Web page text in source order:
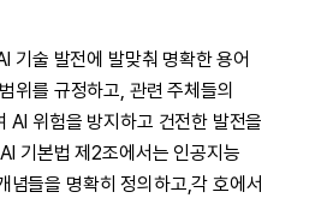
기술 발전에 발맞춰 명확한 용어
위를 규정하고, 관련 주체들의
AI 위험을 방지하고 건전한 발전을
기본법 제2조에서는 인공지능
념들을 명확히 정의하고,각 호에서